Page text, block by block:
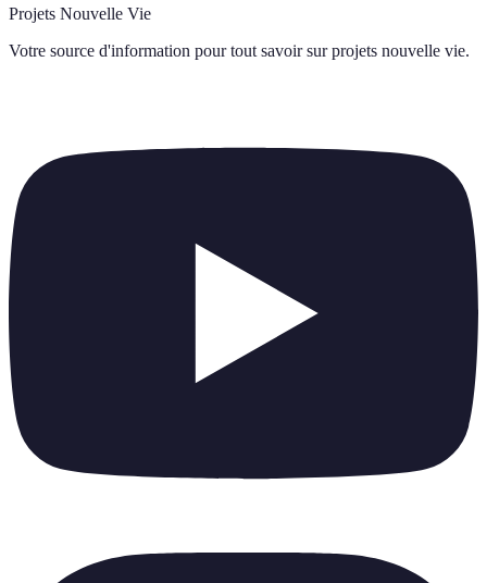
Projets Nouvelle Vie
Votre source d'information pour tout savoir sur projets nouvelle vie.